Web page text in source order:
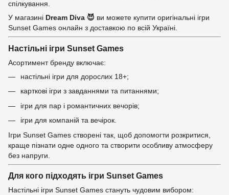
спілкування.
У магазині Dream Diva 😈 ви можете купити оригінальні ігри
Sunset Games онлайн з доставкою по всій Україні.
Настільні ігри Sunset Games
Асортимент бренду включає:
настільні ігри для дорослих 18+;
карткові ігри з завданнями та питаннями;
ігри для пар і романтичних вечорів;
ігри для компаній та вечірок.
Ігри Sunset Games створені так, щоб допомогти розкритися,
краще пізнати одне одного та створити особливу атмосферу
без напруги.
Для кого підходять ігри Sunset Games
Настільні ігри Sunset Games стануть чудовим вибором: